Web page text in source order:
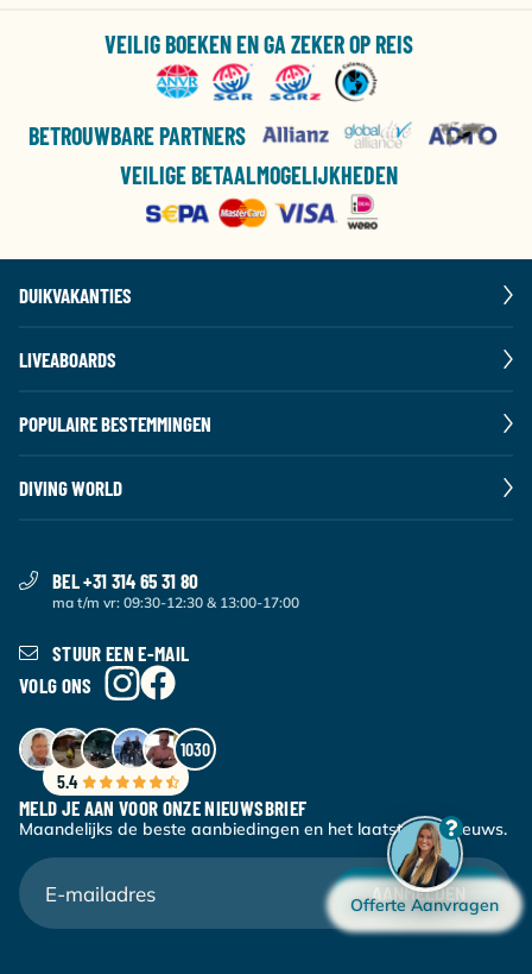
Offerte Aanvragen
VEILIG BOEKEN EN GA ZEKER OP REIS
BETROUWBARE PARTNERS
VEILIGE BETAALMOGELIJKHEDEN
DUIKVAKANTIES
LIVEABOARDS
POPULAIRE BESTEMMINGEN
DIVING WORLD
BEL +31 314 65 31 80
ma t/m vr: 09:30-12:30 & 13:00-17:00
STUUR EEN E-MAIL
VOLG ONS
1030
5.4
MELD JE AAN VOOR ONZE NIEUWSBRIEF
Maandelijks de beste aanbiedingen en het laatste duiknieuws.
AANMELDEN